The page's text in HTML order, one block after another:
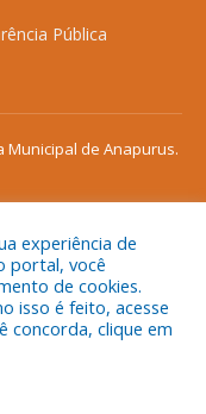
Pública
de Anapurus.
experiência de
portal, você
de cookies.
isso é feito, acesse
concorda, clique em